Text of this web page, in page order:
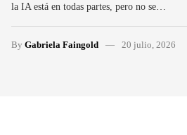
la IA está en todas partes, pero no se…
By Gabriela Faingold 20 julio, 2026